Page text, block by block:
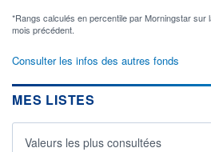
*Rangs calculés en percentile par Morningstar sur
mois précédent.
Consulter les infos des autres fonds
MES LISTES
Valeurs les plus consultées